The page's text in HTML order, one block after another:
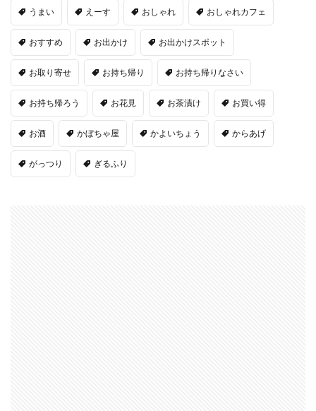
うまい えーす おしゃれ おしゃれカフェ
おすすめ お出かけ お出かけスポット
お取り寄せ お持ち帰り お持ち帰りなさい
お持ち帰ろう お花見 お茶漬け お買い得
お酒 かぼちゃ屋 かよいちょう からあげ
がっつり ぎるふり